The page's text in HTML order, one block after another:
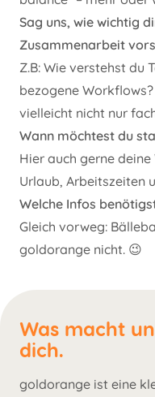
Sag uns, wie wichtig
Zusammenarbeit
Z.B: Wie verstehst du
bezogene
vielleicht nicht nur
Wann möchtest du
Hier auch gerne
Urlaub, Arbeitszeiten
Welche Infos
Gleich vorweg:
goldorange nicht. 😉
Was macht
dich.
goldorange ist eine